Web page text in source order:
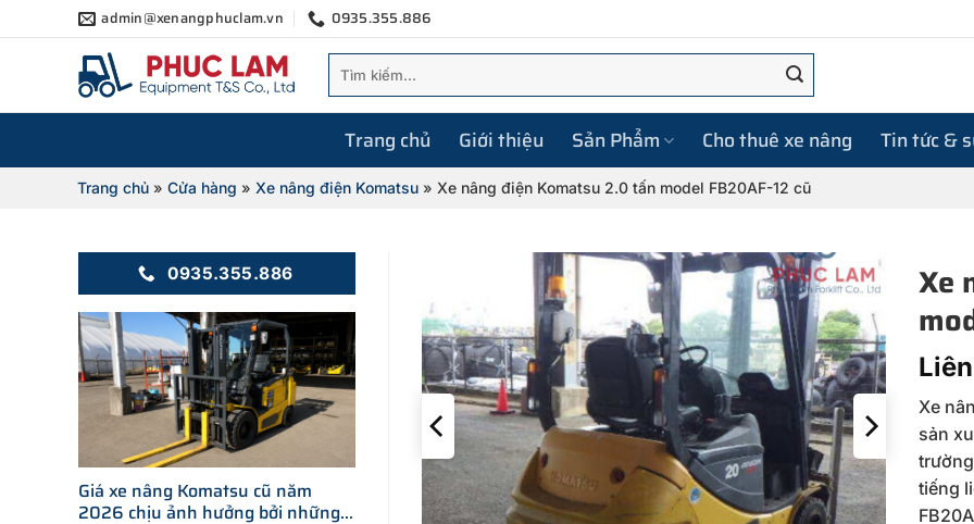
qua
admin@xenangphuclam.vn 0935.355.886
kiếm:
Trang chủ Giới thiệu Sản Phẩm Cho thuê xe nâng Tin tức &
Trang chủ» Cửa hàng » Xe nâng điện Komatsu» Xe nâng điện Komatsu 2.0 tấn model FB20AF-12 cũ
0935.355.886
Giá xe nâng Komatsu cũ năm
2026 chịu ảnh hưởng bởi những
Xe
Xe
sản
tiếng